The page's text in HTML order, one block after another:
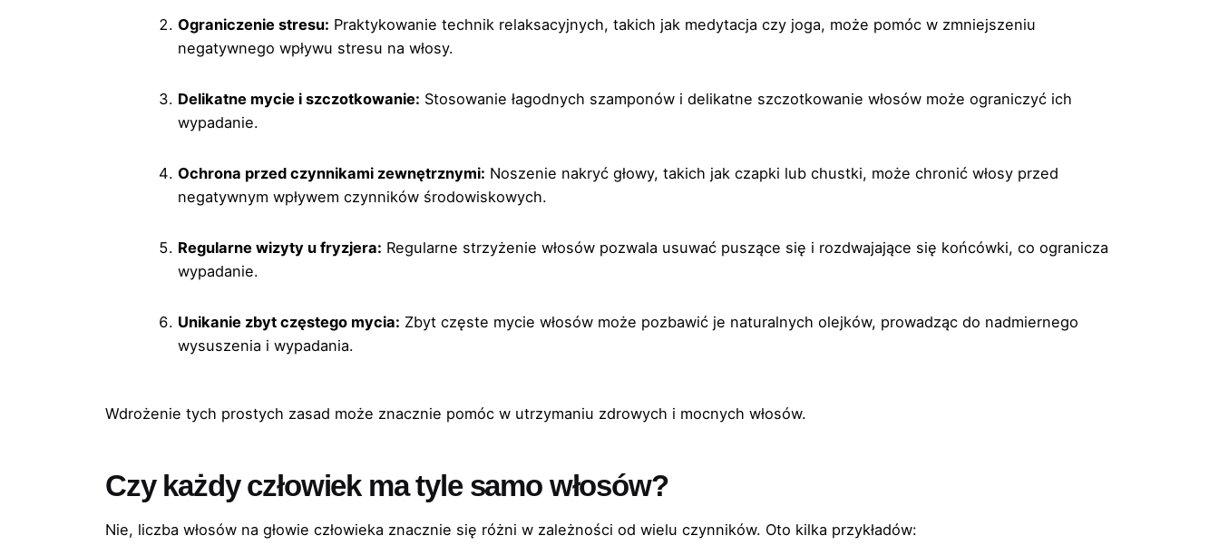
Ograniczenie stresu: Praktykowanie technik relaksacyjnych, takich jak medytacja czy joga, może pomóc w zmniejszeniu
negatywnego wpływu stresu na włosy.
Delikatne mycie i szczotkowanie: Stosowanie łagodnych szamponów i delikatne szczotkowanie włosów może ograniczyć ich
wypadanie.
Ochrona przed czynnikami zewnętrznymi: Noszenie nakryć głowy, takich jak czapki lub chustki, może chronić włosy przed
negatywnym wpływem czynników środowiskowych.
Regularne wizyty u fryzjera: Regularne strzyżenie włosów pozwala usuwać puszące się i rozdwajające się końcówki, co ogranicza
wypadanie.
Unikanie zbyt częstego mycia: Zbyt częste mycie włosów może pozbawić je naturalnych olejków, prowadząc do nadmiernego
wysuszenia i wypadania.
Wdrożenie tych prostych zasad może znacznie pomóc w utrzymaniu zdrowych i mocnych włosów.
Czy każdy człowiek ma tyle samo włosów?
Nie, liczba włosów na głowie człowieka znacznie się różni w zależności od wielu czynników. Oto kilka przykładów: